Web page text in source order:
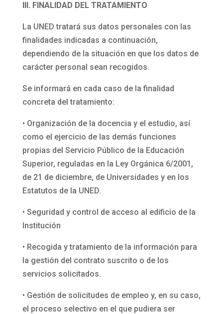
III. FINALIDAD DEL TRATAMIENTO
La UNED tratará sus datos personales con las
finalidades indicadas a continuación,
dependiendo de la situación en que los datos de
carácter personal sean recogidos.
Se informará en cada caso de la finalidad
concreta del tratamiento:
• Organización de la docencia y el estudio, así
como el ejercicio de las demás funciones
propias del Servicio Público de la Educación
Superior, reguladas en la Ley Orgánica 6/2001,
de 21 de diciembre, de Universidades y en los
Estatutos de la UNED.
• Seguridad y control de acceso al edificio de la
Institución
• Recogida y tratamiento de la información para
la gestión del contrato suscrito o de los
servicios solicitados.
• Gestión de solicitudes de empleo y, en su caso,
el proceso selectivo en el que pudiera ser